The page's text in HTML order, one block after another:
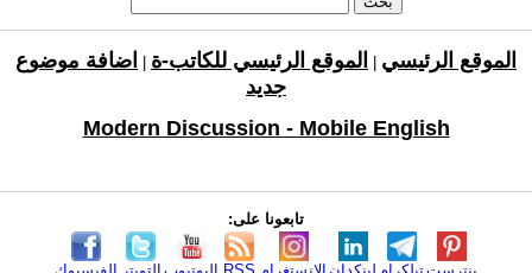
الموقع الرئيسي الموقع الرئيسي للكاتب-ة
اضافة موضوع
جديد
Modern Discussion - Mobile English
تابعونا على: